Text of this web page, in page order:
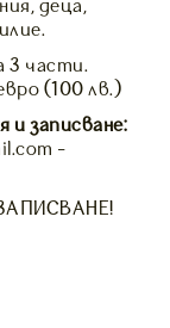
деца,
3 части.
(100 лв.)
и записване:
-